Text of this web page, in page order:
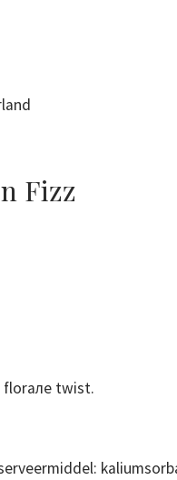
Fizz
florале twist.